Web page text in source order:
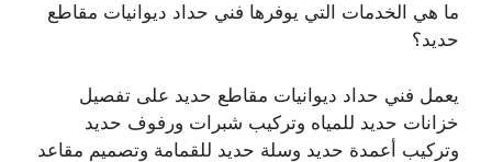
ما هي الخدمات التي يوفرها فني حداد ديوانيات مقاطع
حديد؟
يعمل فني حداد ديوانيات مقاطع حديد على تفصيل
خزانات حديد للمياه وتركيب شبرات ورفوف حديد
وتركيب أعمدة حديد وسلة حديد للقمامة وتصميم مقاعد